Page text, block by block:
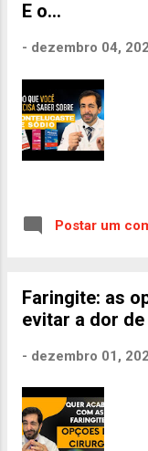
E o...
- dezembro 04,
Postar um
Faringite: as
evitar a dor
- dezembro 01,